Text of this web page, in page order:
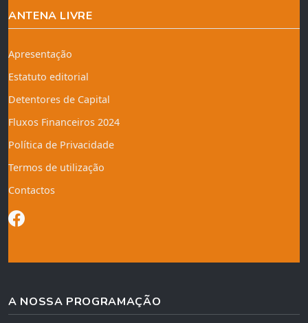
ANTENA LIVRE
Apresentação
Estatuto editorial
Detentores de Capital
Fluxos Financeiros 2024
Política de Privacidade
Termos de utilização
Contactos
A NOSSA PROGRAMAÇÃO